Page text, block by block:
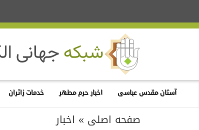
آستان مقدس عباسی اخبار حرم مطهر خدمات زائران
صفحه اصلی » اخبار